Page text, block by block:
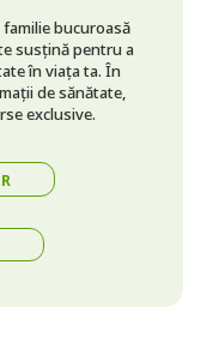
bucuroasă
susțină pentru a
în viața ta. În
de sănătate,
exclusive.